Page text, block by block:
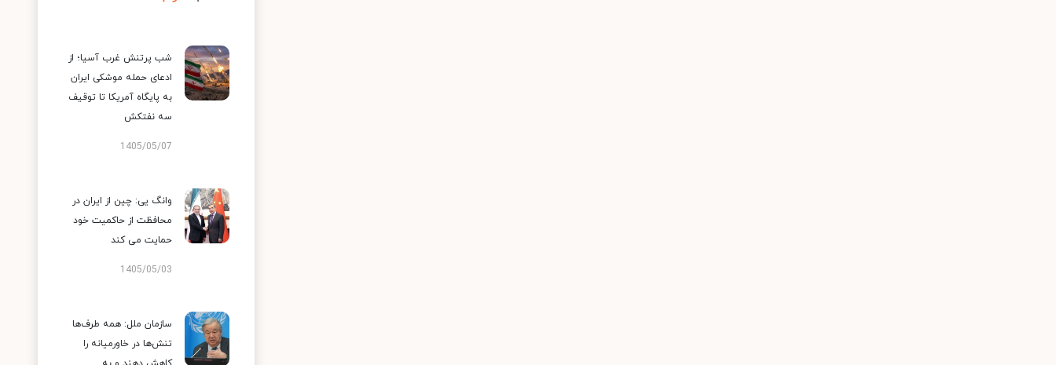
شب پرتنش غرب آسیا؛ از
ادعای حمله موشکی ایران
به پایگاه آمریکا تا توقیف
سه نفتکش
1405/05/07
وانگ یی: چین از ایران در
محافظت از حاکمیت خود
حمایت می کند
1405/05/03
سازمان ملل: همه طرف‌ها
تنش‌ها در خاورمیانه را